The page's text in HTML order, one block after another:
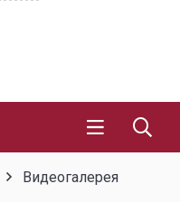
Видеогалерея